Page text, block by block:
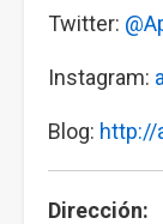
Twitter:
Instagram:
Blog: http://
Dirección: